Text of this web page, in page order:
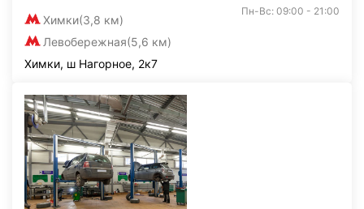
Химки(3,8 км)
Левобережная(5,6 км)
Пн-Вс: 09:00 - 21:00
Химки, ш Нагорное, 2к7